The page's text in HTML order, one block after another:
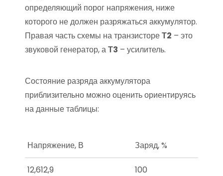
определяющий порог напряжения, ниже
которого не должен разряжаться аккумулятор.
Правая часть схемы на транзистореТ2 – это
звуковой генератор, аТ3 – усилитель.
Состояние разряда аккумулятора
приблизительно можно оценить ориентируясь
на данные таблицы:
Напряжение, В Заряд, %
12,612,9 100